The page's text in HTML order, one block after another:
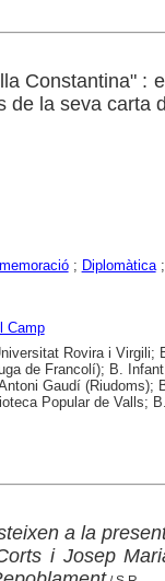
Constantina" :
de la seva carta
; Diplomàtica;
Camp
Rovira i
de Francolí); B.
Gaudí (Riudoms);
Popular de Valls;
a la
i Josep